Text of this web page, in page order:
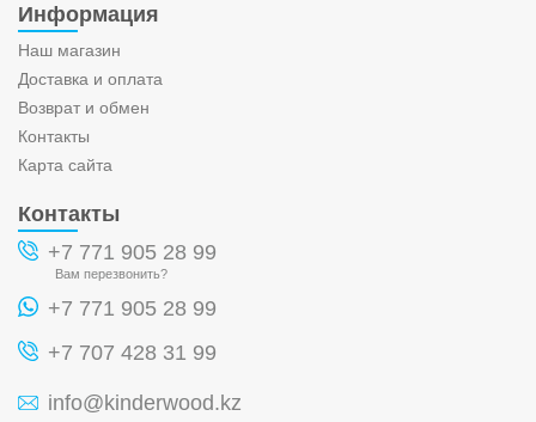
Информация
Наш магазин
Доставка и оплата
Возврат и обмен
Контакты
Карта сайта
Контакты
+7 771 905 28 99
Вам перезвонить?
+7 771 905 28 99
+7 707 428 31 99
info@kinderwood.kz